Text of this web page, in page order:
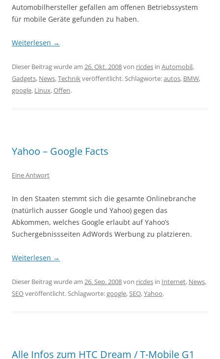
Automobilhersteller gefallen am offenen Betriebssystem
für mobile Geräte gefunden zu haben.
Weiterlesen →
Dieser Beitrag wurde am 26. Okt. 2008von ricdes in Automobil,
Gadgets, News,Technikveröffentlicht. Schlagworte:autos, BMW,
google, Linux,Offen.
Yahoo – Google Facts
Eine Antwort
In den Staaten stemmt sich die gesamte Onlinebranche
(natürlich ausser Google und Yahoo) gegen das
Abkommen, welches Google erlaubt auf Yahoo’s
Suchergebnissseiten AdWords Werbung zu platzieren.
Weiterlesen →
Dieser Beitrag wurde am 26. Sep. 2008von ricdes in Internet, News,
SEOveröffentlicht. Schlagworte:google,SEO,Yahoo.
Alle Infos zum HTC Dream / T-Mobile G1